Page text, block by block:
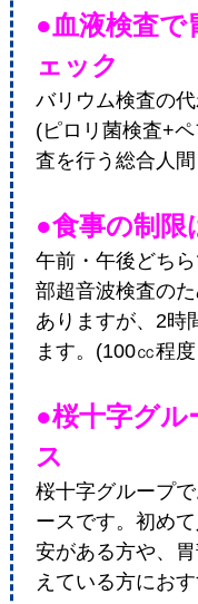
●血液検査で
ェック
バリウム検査の
(ピロリ菌検査+
査を行う総合人間
●食事の制限
午前・午後どち
部超音波検査の
ありますが、2時
ます。(100㏄程
●桜十字グ
ス
桜十字グループ
ースです。初め
安がある方や、
えている方におす